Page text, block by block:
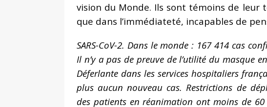
vision du Monde. Ils sont témoins de leur
que dans l’immédiateté, incapables de
SARS-CoV-2. Dans le monde : 167 414 cas
Il n’y a pas de preuve de l’utilité du masque
Déferlante dans les services hospitaliers
plus aucun nouveau cas. Restrictions de
des patients en réanimation ont moins de 60